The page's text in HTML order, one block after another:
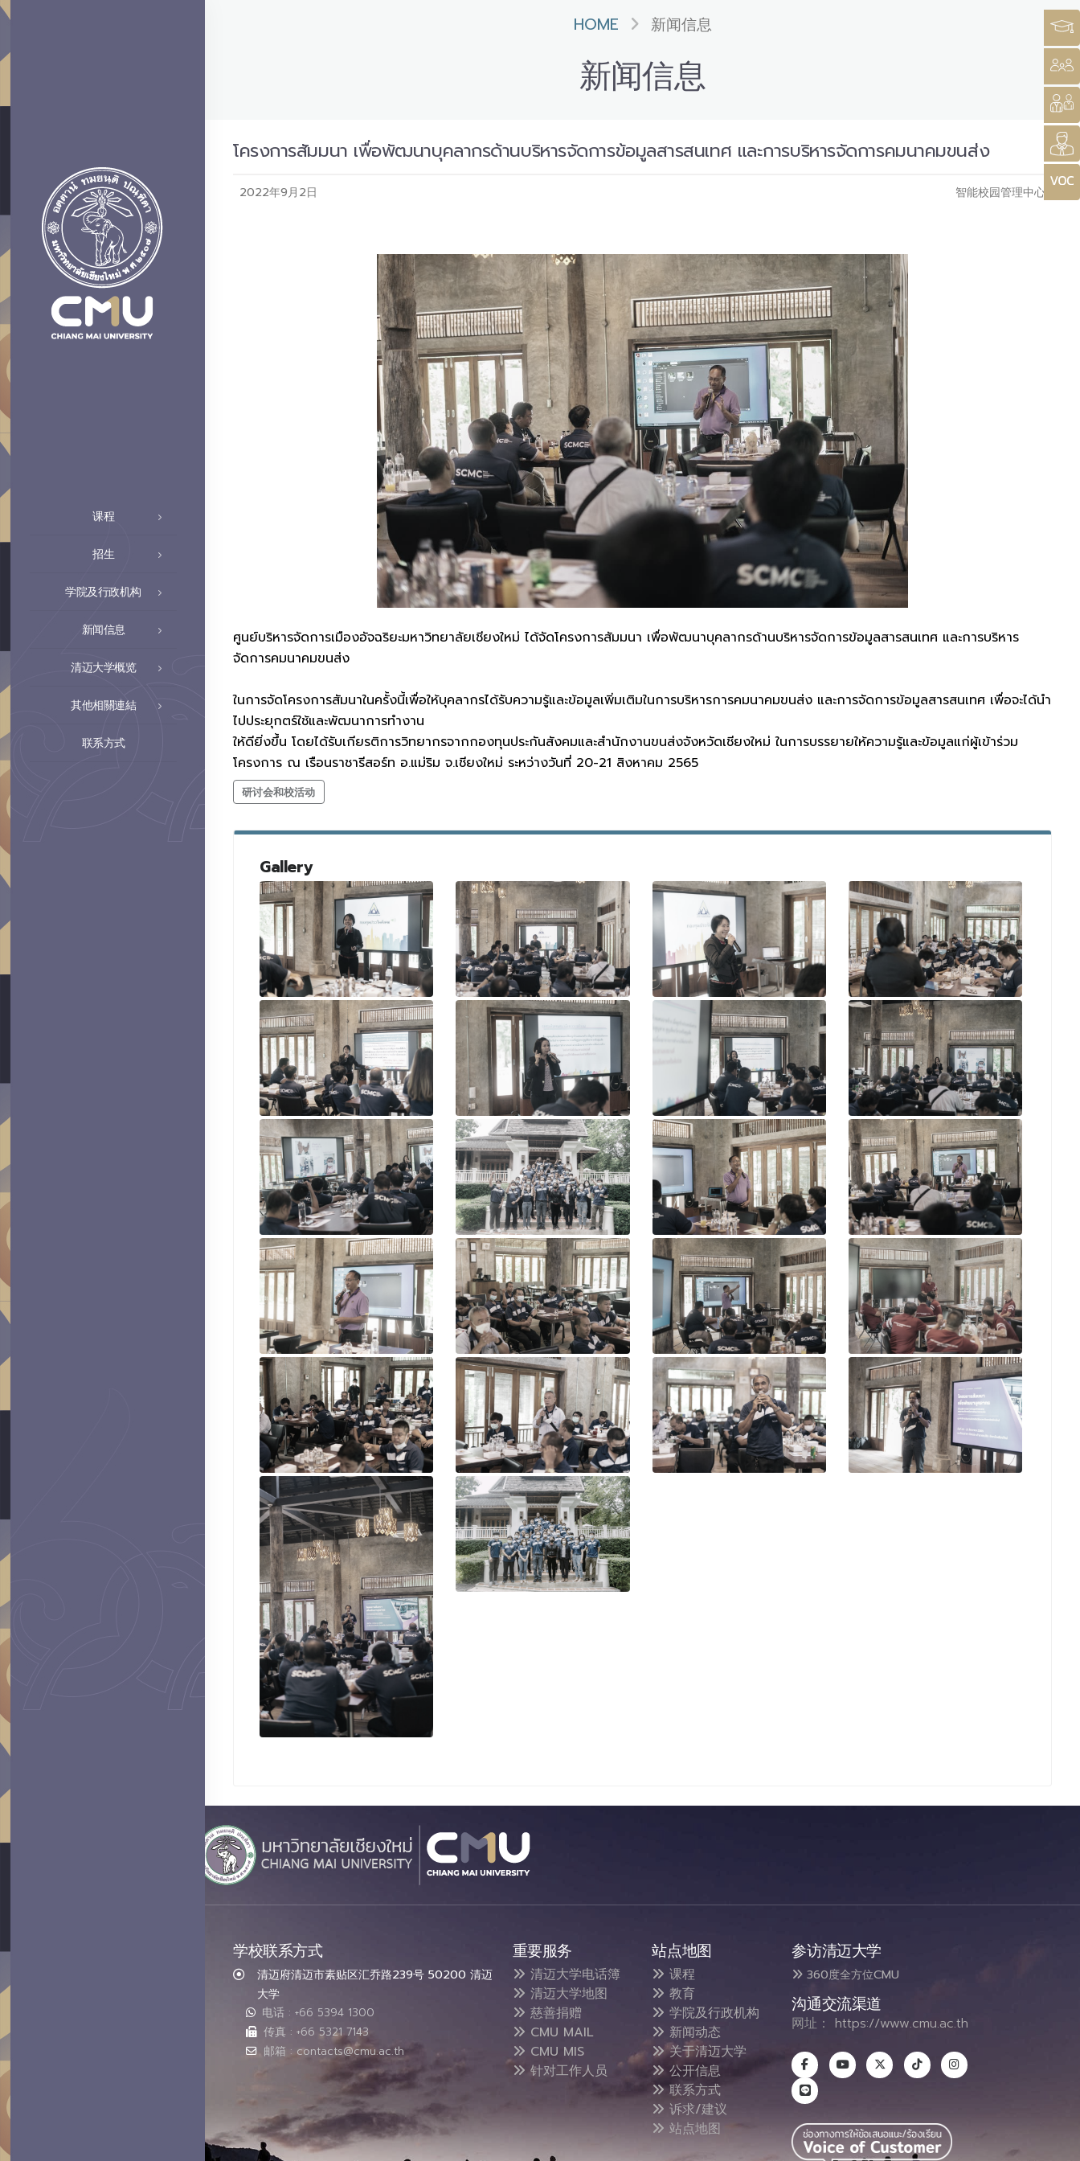
课程
招生
学院及行政机构
新闻信息
清迈大学概览
其他相關連結
联系方式
HOME 新闻信息
新闻信息
โครงการสัมมนา เพื่อพัฒนาบุคลากรด้านบริหารจัดการข้อมูลสารสนเทศ และการบริหารจัดการคมนาคมขนส่ง
2022年9月2日 智能校园管理中心
ศูนย์บริหารจัดการเมืองอัจฉริยะมหาวิทยาลัยเชียงใหม่ ได้จัดโครงการสัมมนา เพื่อพัฒนาบุคลากรด้านบริหารจัดการข้อมูลสารสนเทศ และการบริหาร
จัดการคมนาคมขนส่ง
ในการจัดโครงการสัมนาในครั้งนี้เพื่อให้บุคลากรได้รับความรู้และข้อมูลเพิ่มเติมในการบริหารการคมนาคมขนส่ง และการจัดการข้อมูลสารสนเทศ เพื่อจะได้นำ
ไปประยุกตร์ใช้และพัฒนาการทำงาน
ให้ดียิ่งขึ้น โดยได้รับเกียรติการวิทยากรจากกองทุนประกันสังคมและสำนักงานขนส่งจังหวัดเชียงใหม่ ในการบรรยายให้ความรู้และข้อมูลแก่ผู้เข้าร่วม
โครงการ ณ เรือนราชารีสอร์ท อ.แม่ริม จ.เชียงใหม่ ระหว่างวันที่ 20-21 สิงหาคม 2565
研讨会和校活动
Gallery
学校联系方式
清迈府清迈市素贴区汇乔路239号 50200 清迈
大学
电话 : +66 5394 1300
传真 : +66 5321 7143
邮箱 : contacts@cmu.ac.th
重要服务
清迈大学电话簿
清迈大学地图
慈善捐赠
CMU MAIL
CMU MIS
针对工作人员
站点地图
课程
教育
学院及行政机构
新闻动态
关于清迈大学
公开信息
联系方式
诉求/建议
站点地图
参访清迈大学
360度全方位CMU
沟通交流渠道
网址： https://www.cmu.ac.th